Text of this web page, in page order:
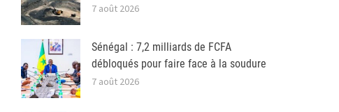
7 août 2026
Sénégal : 7,2 milliards de FCFA
débloqués pour faire face à la soudure
7 août 2026